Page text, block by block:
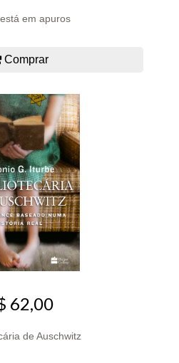
em apuros
Comprar
62,00
de Auschwitz